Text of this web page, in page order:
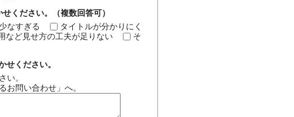
ください。（複数回答可）
なすぎる
タイトルが分かりにく
など見せ方の工夫が足りない
そ
せください。
い。
お問い合わせ」へ。